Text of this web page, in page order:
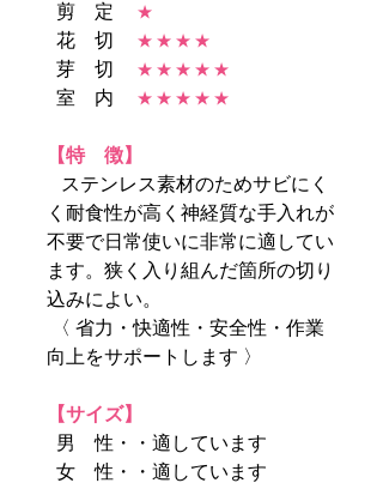
剪 定 ★
花 切 ★ ★ ★ ★
芽 切 ★ ★ ★ ★ ★
室 内 ★ ★ ★ ★ ★
【特 徴】
ステンレス素材のためサビにく
く耐食性が高く神経質な手入れが
不要で日常使いに非常に適してい
ます。狭く入り組んだ箇所の切り
込みによい。
〈 省力・快適性・安全性・作業
向上をサポートします 〉
【サイズ】
男 性・・適しています
女 性・・適しています